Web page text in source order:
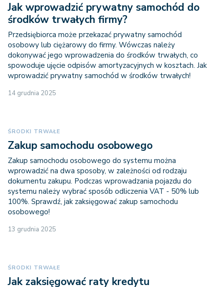
Jak wprowadzić prywatny samochód do
środków trwałych firmy?
Przedsiębiorca może przekazać prywatny samochód
osobowy lub ciężarowy do firmy. Wówczas należy
dokonywać jego wprowadzenia do środków trwałych, co
spowoduje ujęcie odpisów amortyzacyjnych w kosztach. Jak
wprowadzić prywatny samochód w środków trwałych!
14 grudnia 2025
ŚRODKI TRWAŁE
Zakup samochodu osobowego
Zakup samochodu osobowego do systemu można
wprowadzić na dwa sposoby, w zależności od rodzaju
dokumentu zakupu. Podczas wprowadzania pojazdu do
systemu należy wybrać sposób odliczenia VAT - 50% lub
100%. Sprawdź, jak zaksięgować zakup samochodu
osobowego!
13 grudnia 2025
ŚRODKI TRWAŁE
Jak zaksięgować raty kredytu